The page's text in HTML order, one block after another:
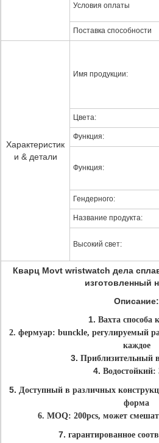
Условия оплаты
Поставка способности
Характеристик
и & детали
Имя продукции:
Цвета:
Функция:
Функция:
Гендерного:
Название продукта:
Высокий свет:
Кварц Movt wristwatch дела
изготовленный
Описание:
1. Вахта способа
2. фермуар: bunckle, регулируемый
каждое
3. Приблизительный
4. Водостойкий:
5. Доступный в различных
форма
6. MOQ: 200pcs, может
7. гарантированное